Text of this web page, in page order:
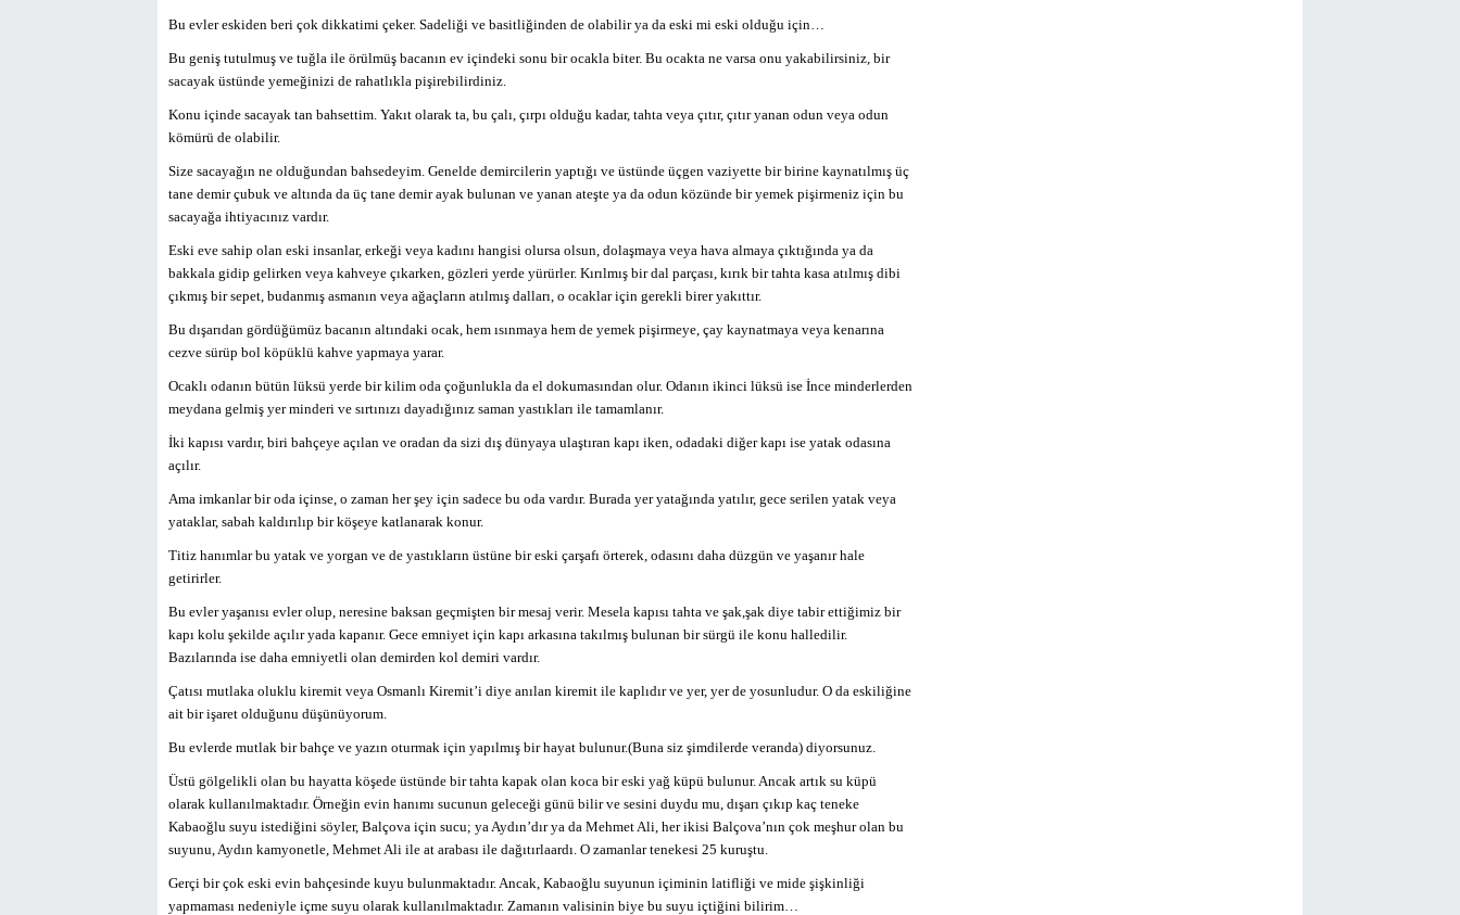
Bu evler eskiden beri çok dikkatimi çeker. Sadeliği ve basitliğinden de olabilir ya da eski mi eski olduğu için…
Bu geniş tutulmuş ve tuğla ile örülmüş bacanın ev içindeki sonu bir ocakla biter. Bu ocakta ne varsa onu yakabilirsiniz, bir
sacayak üstünde yemeğinizi de rahatlıkla pişirebilirdiniz.
Konu içinde sacayak tan bahsettim. Yakıt olarak ta, bu çalı, çırpı olduğu kadar, tahta veya çıtır, çıtır yanan odun veya odun
kömürü de olabilir.
Size sacayağın ne olduğundan bahsedeyim. Genelde demircilerin yaptığı ve üstünde üçgen vaziyette bir birine kaynatılmış üç
tane demir çubuk ve altında da üç tane demir ayak bulunan ve yanan ateşte ya da odun közünde bir yemek pişirmeniz için bu
sacayağa ihtiyacınız vardır.
Eski eve sahip olan eski insanlar, erkeği veya kadını hangisi olursa olsun, dolaşmaya veya hava almaya çıktığında ya da
bakkala gidip gelirken veya kahveye çıkarken, gözleri yerde yürürler. Kırılmış bir dal parçası, kırık bir tahta kasa atılmış dibi
çıkmış bir sepet, budanmış asmanın veya ağaçların atılmış dalları, o ocaklar için gerekli birer yakıttır.
Bu dışarıdan gördüğümüz bacanın altındaki ocak, hem ısınmaya hem de yemek pişirmeye, çay kaynatmaya veya kenarına
cezve sürüp bol köpüklü kahve yapmaya yarar.
Ocaklı odanın bütün lüksü yerde bir kilim oda çoğunlukla da el dokumasından olur. Odanın ikinci lüksü ise İnce minderlerden
meydana gelmiş yer minderi ve sırtınızı dayadığınız saman yastıkları ile tamamlanır.
İki kapısı vardır, biri bahçeye açılan ve oradan da sizi dış dünyaya ulaştıran kapı iken, odadaki diğer kapı ise yatak odasına
açılır.
Ama imkanlar bir oda içinse, o zaman her şey için sadece bu oda vardır. Burada yer yatağında yatılır, gece serilen yatak veya
yataklar, sabah kaldırılıp bir köşeye katlanarak konur.
Titiz hanımlar bu yatak ve yorgan ve de yastıkların üstüne bir eski çarşafı örterek, odasını daha düzgün ve yaşanır hale
getirirler.
Bu evler yaşanısı evler olup, neresine baksan geçmişten bir mesaj verir. Mesela kapısı tahta ve şak,şak diye tabir ettiğimiz bir
kapı kolu şekilde açılır yada kapanır. Gece emniyet için kapı arkasına takılmış bulunan bir sürgü ile konu halledilir.
Bazılarında ise daha emniyetli olan demirden kol demiri vardır.
Çatısı mutlaka oluklu kiremit veya Osmanlı Kiremit’i diye anılan kiremit ile kaplıdır ve yer, yer de yosunludur. O da eskiliğine
ait bir işaret olduğunu düşünüyorum.
Bu evlerde mutlak bir bahçe ve yazın oturmak için yapılmış bir hayat bulunur.(Buna siz şimdilerde veranda) diyorsunuz.
Üstü gölgelikli olan bu hayatta köşede üstünde bir tahta kapak olan koca bir eski yağ küpü bulunur. Ancak artık su küpü
olarak kullanılmaktadır. Örneğin evin hanımı sucunun geleceği günü bilir ve sesini duydu mu, dışarı çıkıp kaç teneke
Kabaoğlu suyu istediğini söyler, Balçova için sucu; ya Aydın’dır ya da Mehmet Ali, her ikisi Balçova’nın çok meşhur olan bu
suyunu, Aydın kamyonetle, Mehmet Ali ile at arabası ile dağıtırlaardı. O zamanlar tenekesi 25 kuruştu.
Gerçi bir çok eski evin bahçesinde kuyu bulunmaktadır. Ancak, Kabaoğlu suyunun içiminin latifliği ve mide şişkinliği
yapmaması nedeniyle içme suyu olarak kullanılmaktadır. Zamanın valisinin biye bu suyu içtiğini bilirim…